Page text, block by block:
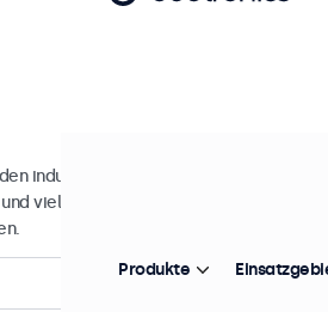
industriellen und professionellen
vielseitige Montageoptionen,
Produkte